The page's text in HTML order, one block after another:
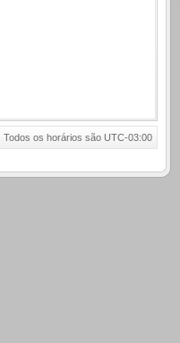
Todos os horários são UTC-03:00